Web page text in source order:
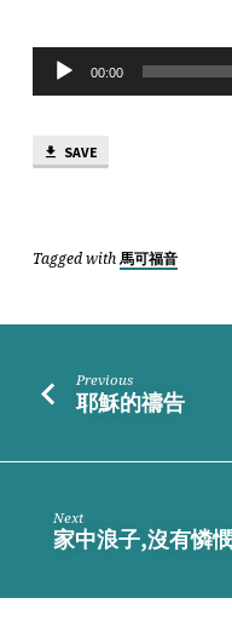
願
為
首
Audio
Player
00:00
SAVE
Tagged with 馬可福音
Previous
耶穌的禱告
Next
家中浪子,沒有憐